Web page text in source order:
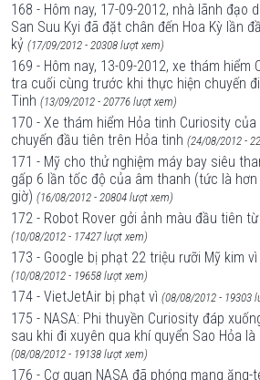
168 - Hôm nay, 17-09-2012, nhà lãnh đạo
San Suu Kyi đã đặt chân đến Hoa Kỳ lần
kỷ (17/09/2012 - 20308 lượt xem)
169 - Hôm nay, 13-09-2012, xe thám hiểm
tra cuối cùng trước khi thực hiện chuyến
Tinh (13/09/2012 - 20776 lượt xem)
170 - Xe thám hiểm Hỏa tinh Curiosity của
chuyến đầu tiên trên Hỏa tinh (24/08/2012 -
171 - Mỹ cho thử nghiệm máy bay siêu
gấp 6 lần tốc độ của âm thanh (tức là
giờ) (16/08/2012 - 20804 lượt xem)
172 - Robot Rover gởi ảnh màu đầu tiên
(10/08/2012 - 17427 lượt xem)
173 - Google bị phạt 22 triệu rưỡi Mỹ kim
(10/08/2012 - 19658 lượt xem)
174 - VietJetAir bị phạt vì (08/08/2012 - 19303
175 - NASA: Phi thuyền Curiosity đáp
sau khi đi xuyên qua khí quyển Sao Hỏa là
(08/08/2012 - 19138 lượt xem)
176 - Cơ quan NASA đã phóng mạng ăng-